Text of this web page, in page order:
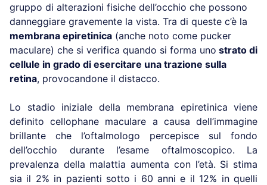
gruppo di alterazioni fisiche dell’occhio che possono
danneggiare gravemente la vista. Tra di queste c’è la
membrana epiretinica (anche noto come pucker
maculare) che si verifica quando si forma uno strato di
cellule in grado di esercitare una trazione sulla
retina, provocandone il distacco.
Lo stadio iniziale della membrana epiretinica viene
definito cellophane maculare a causa dell’immagine
brillante che l’oftalmologo percepisce sul fondo
dell’occhio durante l’esame oftalmoscopico. La
prevalenza della malattia aumenta con l’età. Si stima
sia il 2% in pazienti sotto i 60 anni e il 12% in quelli